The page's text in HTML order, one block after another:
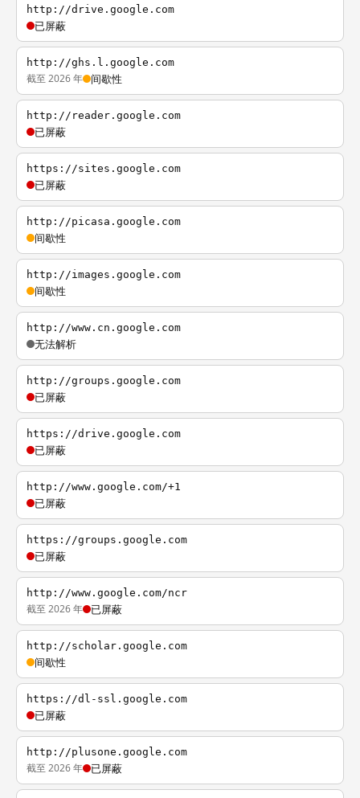
http://drive.google.com
已屏蔽
http://ghs.l.google.com
截至 2026 年 间歇性
http://reader.google.com
已屏蔽
https://sites.google.com
已屏蔽
http://picasa.google.com
间歇性
http://images.google.com
间歇性
http://www.cn.google.com
无法解析
http://groups.google.com
已屏蔽
https://drive.google.com
已屏蔽
http://www.google.com/+1
已屏蔽
https://groups.google.com
已屏蔽
http://www.google.com/ncr
截至 2026 年 已屏蔽
http://scholar.google.com
间歇性
https://dl-ssl.google.com
已屏蔽
http://plusone.google.com
截至 2026 年 已屏蔽